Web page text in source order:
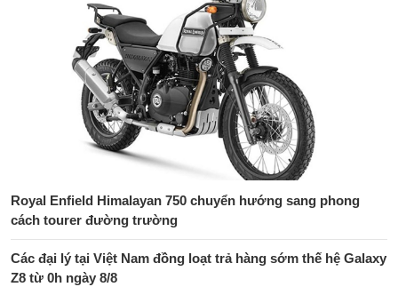
Royal Enfield Himalayan 750 chuyển hướng sang phong
cách tourer đường trường
Các đại lý tại Việt Nam đồng loạt trả hàng sớm thế hệ Galaxy
Z8 từ 0h ngày 8/8